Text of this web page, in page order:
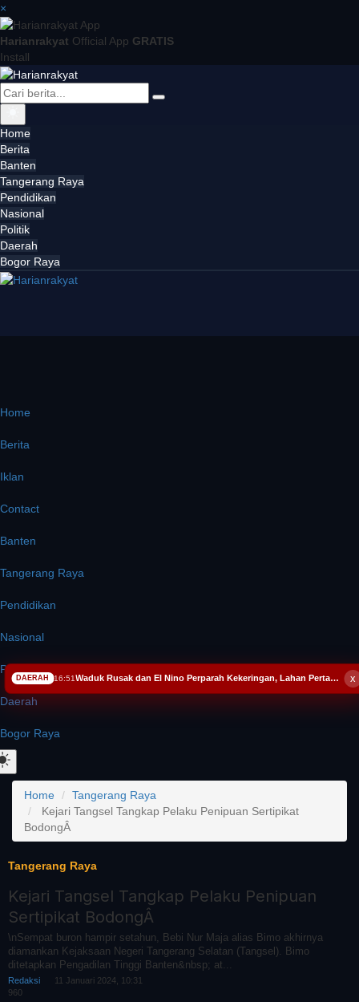
×
Harianrakyat Official App GRATIS
Install
Home
Berita
Banten
Tangerang Raya
Pendidikan
Nasional
Politik
Daerah
Bogor Raya
Home
Berita
Iklan
Contact
Banten
Tangerang Raya
Pendidikan
Nasional
Politik
Daerah
Bogor Raya
Home
Tangerang Raya
Kejari Tangsel Tangkap Pelaku Penipuan Sertipikat
BodongÂ
Tangerang Raya
Kejari Tangsel Tangkap Pelaku Penipuan
Sertipikat BodongÂ
\nSempat buron hampir setahun, Bebi Nur Maja alias Bimo akhirnya
diamankan Kejaksaan Negeri Tangerang Selatan (Tangsel). Bimo
ditetapkan Pengadilan Tinggi Banten&nbsp; at...
Redaksi
11 Januari 2024, 10:31
960
x
DAERAH 16:51 Waduk Rusak dan El Nino Perparah Kekeringan, Lahan Pertanian Desa Kreman Tegal Terancam Nganggur